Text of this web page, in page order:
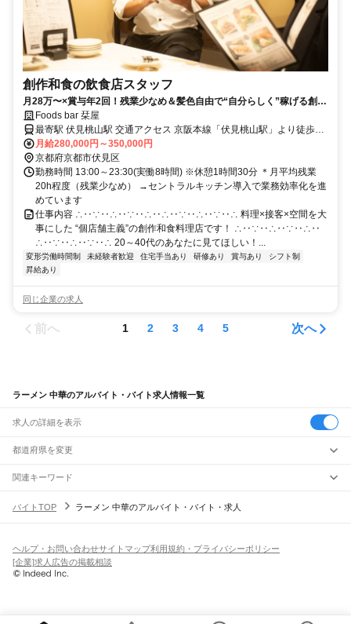
創作和食の飲食店スタッフ
月28万〜×賞与年2回！残業少なめ＆髪色自由で“自分らしく”稼げる創作
和食店Foods bar 栞屋
最寄駅 伏見桃山駅 交通アクセス 京阪本線「伏見桃山駅」より徒歩4
分 ＊上記は本社所在地／店舗異動の可能性あり
月給280,000円～350,000円
京都府京都市伏見区
勤務時間 13:00～23:30(実働8時間) ※休憩1時間30分 ＊月平均残業
20h程度（残業少なめ） →セントラルキッチン導入で業務効率化を進
めています
仕事内容 ∴‥∵‥∴‥∵‥∴‥∴‥∵‥∴‥∵‥∴ 料理×接客×空間を大
事にした “個店舗主義”の創作和食料理店です！ ∴‥∵‥∴‥∵‥∴‥
∴‥∵‥∴‥∵‥∴ 20～40代のあなたに見てほしい！...
変形労働時間制 未経験者歓迎 住宅手当あり 研修あり 賞与あり
シフト制
昇給あり
同じ企業の求人
前へ 1 2 3 4 5 次へ
ラーメン 中華のアルバイト・バイト求人情報一覧
求人の詳細を表示
都道府県を変更
関連キーワード
バイトTOP
ラーメン 中華のアルバイト・バイト・求人
ヘルプ・お問い合わせサイトマップ利用規約・プライバシーポリシー
[企業]求人広告の掲載相談